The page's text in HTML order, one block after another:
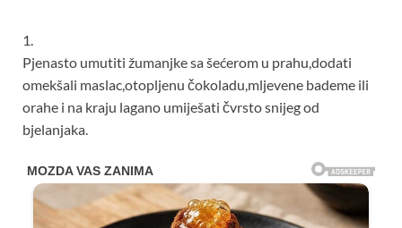
1.
Pjenasto umutiti žumanjke sa šećerom u prahu,dodati
omekšali maslac,otopljenu čokoladu,mljevene bademe ili
orahe i na kraju lagano umiješati čvrsto snijeg od
bjelanjaka.